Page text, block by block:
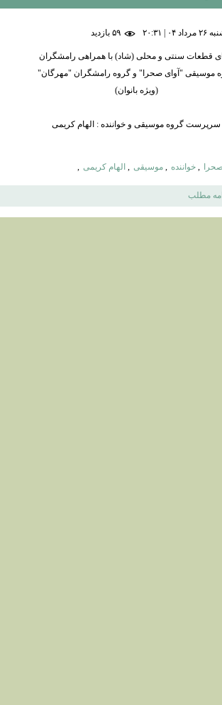
۰۴ | ۲۰:۳۱
قطعات سنتی و محلی (شاد) با همراهی رامشگران
موسیقی "آوای صحرا" و گروه رامشگران "مهرگان"
(ویژه بانوان)
سرپرست گروه موسیقی و خواننده : الهام کریمی
خواننده موسیقی الهام کریمی
مطلب